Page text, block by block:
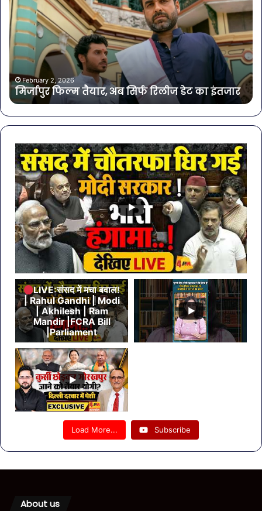
तैयार,
अब
सिर्फ
रिलीज
डेट
इंतजारFebruary 2, 2026
मिर्जापुर फिल्म तैयार, अब सिर्फ रिलीज डेट का इंतजार
यूथ
विंग
ने
भरी
यूथ
LIVE:संसद में मचा बवाल!
| Rahul Gandhi | Modi
| Akhilesh | Ram
Mandir |FCRA Bill
|Parliament
Load More... Subscribe
About us